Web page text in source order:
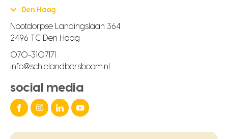
Den Haag
Nootdorpse Landingslaan 364
2496 TC Den Haag
070-3107171
info@schielandborsboom.nl
social media